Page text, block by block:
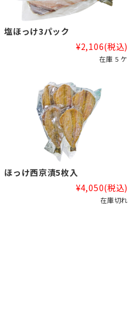
塩ほっけ3パック
¥2,106(税込)
在庫 5 ケ
ほっけ西京漬5枚入
¥4,050(税込)
在庫切れ